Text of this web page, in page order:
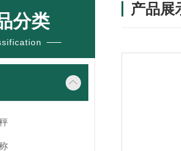
分类
产品展